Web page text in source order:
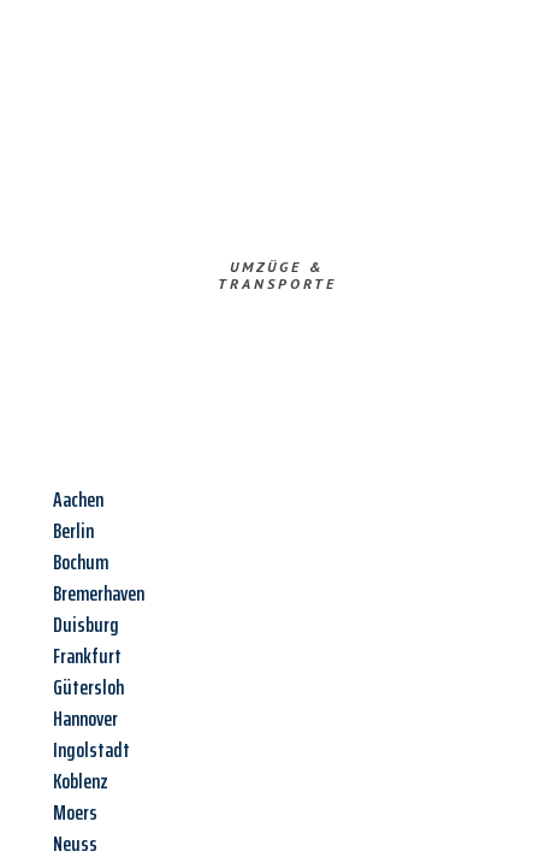
UMZÜGE &
TRANSPORTE
Aachen
Berlin
Bochum
Bremerhaven
Duisburg
Frankfurt
Gütersloh
Hannover
Ingolstadt
Koblenz
Moers
Neuss